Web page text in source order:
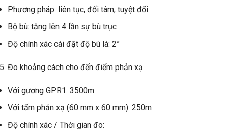
Phương pháp: liên tục, đối tâm, tuyệt đối
Bộ bù: tăng lên 4 lần sự bù trục
Độ chính xác cài đặt độ bù là: 2”
Đo khoảng cách cho đến điểm phản xạ
Với gương GPR1: 3500m
Với tấm phản xạ (60 mm x 60 mm): 250m
Độ chính xác / Thời gian đo: